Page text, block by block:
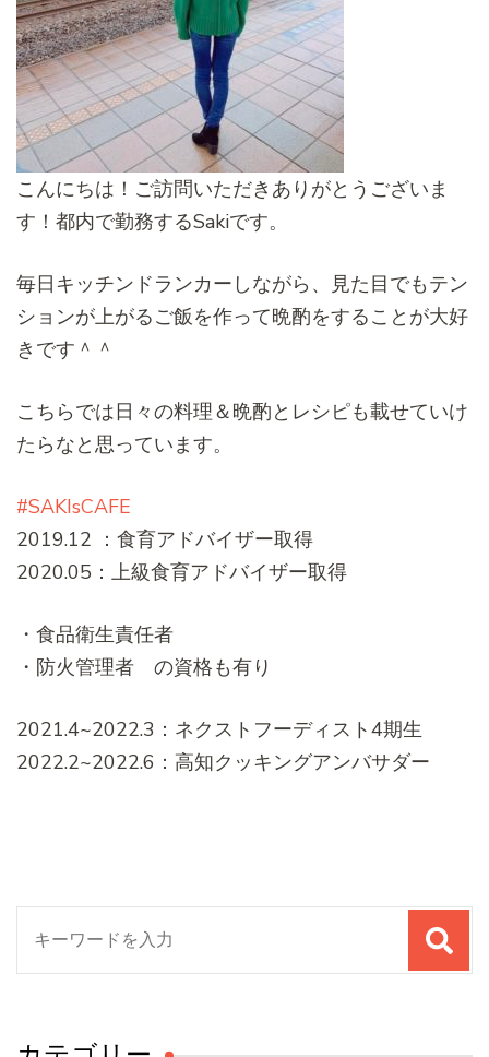
こんにちは！ご訪問いただきありがとうございま
す！都内で勤務するSakiです。
毎日キッチンドランカーしながら、見た目でもテン
ションが上がるご飯を作って晩酌をすることが大好
きです＾＾
こちらでは日々の料理＆晩酌とレシピも載せていけ
たらなと思っています。
#SAKIsCAFE
2019.12 ：食育アドバイザー取得
2020.05：上級食育アドバイザー取得
・食品衛生責任者
・防火管理者 の資格も有り
2021.4~2022.3：ネクストフーディスト4期生
2022.2~2022.6：高知クッキングアンバサダー